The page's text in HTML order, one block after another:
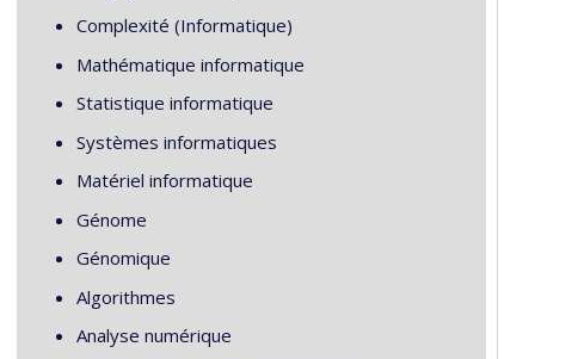
Complexité (Informatique)
Mathématique informatique
Statistique informatique
Systèmes informatiques
Matériel informatique
Génome
Génomique
Algorithmes
Analyse numérique